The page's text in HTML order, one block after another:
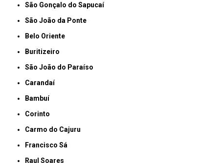
São Gonçalo do Sapucaí
São João da Ponte
Belo Oriente
Buritizeiro
São João do Paraíso
Carandaí
Bambuí
Corinto
Carmo do Cajuru
Francisco Sá
Raul Soares